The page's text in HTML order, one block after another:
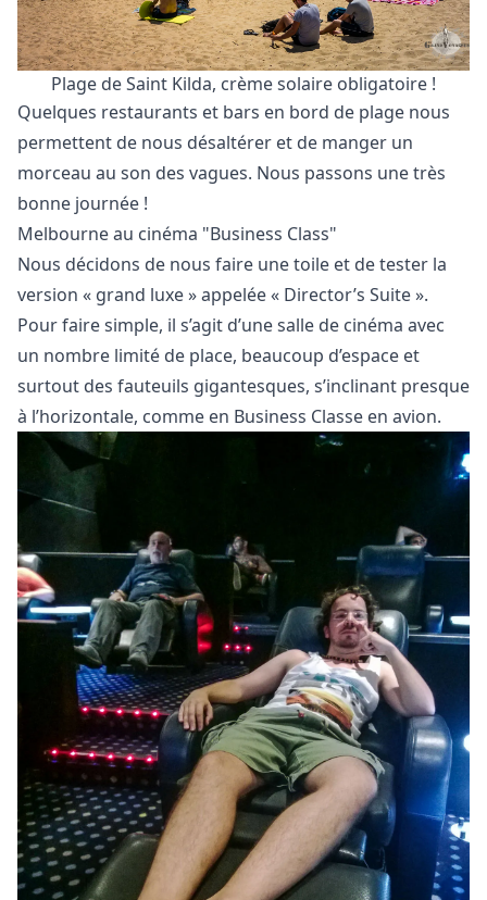
Plage de Saint Kilda, crème solaire obligatoire !
Quelques restaurants et bars en bord de plage nous
permettent de nous désaltérer et de manger un
morceau au son des vagues. Nous passons une très
bonne journée !
Melbourne au cinéma "Business Class"
Nous décidons de nous faire une toile et de tester la
version « grand luxe » appelée « Director’s Suite ».
Pour faire simple, il s’agit d’une salle de cinéma avec
un nombre limité de place, beaucoup d’espace et
surtout des fauteuils gigantesques, s’inclinant presque
à l’horizontale, comme en Business Classe en avion.